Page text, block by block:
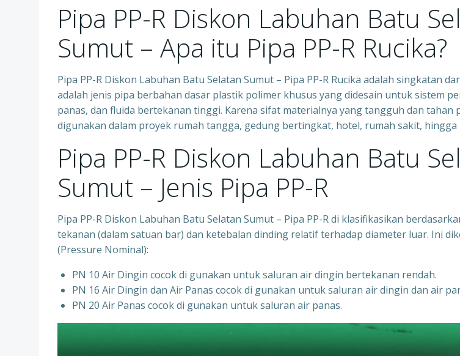
Pipa PP-R Diskon Labuhan Batu
Sumut – Apa itu Pipa PP-R Rucika?
Pipa PP-R Diskon Labuhan Batu Selatan Sumut – Pipa PP-R Rucika adalah singkatan
adalah jenis pipa berbahan dasar plastik polimer khusus yang didesain untuk sistem
panas, dan fluida bertekanan tinggi. Karena sifat materialnya yang tangguh dan tahan
digunakan dalam proyek rumah tangga, gedung bertingkat, hotel, rumah sakit,
Pipa PP-R Diskon Labuhan Batu
Sumut – Jenis Pipa PP-R
Pipa PP-R Diskon Labuhan Batu Selatan Sumut – Pipa PP-R di klasifikasikan
tekanan (dalam satuan bar) dan ketebalan dinding relatif terhadap diameter luar. Ini
(Pressure Nominal):
PN 10 Air Dingin cocok di gunakan untuk saluran air dingin bertekanan rendah.
PN 16 Air Dingin dan Air Panas cocok di gunakan untuk saluran air dingin dan air
PN 20 Air Panas cocok di gunakan untuk saluran air panas.